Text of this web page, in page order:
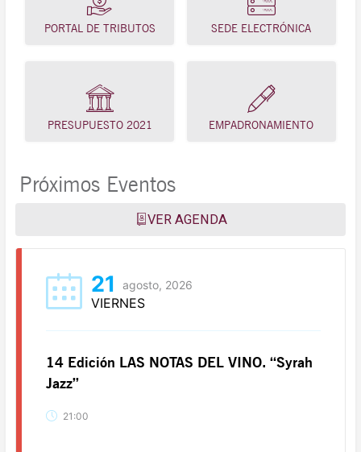
PORTAL DE TRIBUTOS SEDE ELECTRÓNICA
PRESUPUESTO 2021 EMPADRONAMIENTO
Próximos Eventos
VER AGENDA
21 agosto, 2026
VIERNES
14 Edición LAS NOTAS DEL VINO. “Syrah
Jazz”
21:00